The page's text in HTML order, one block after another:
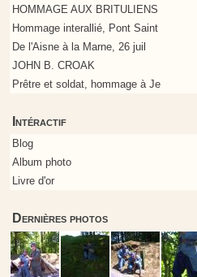
HOMMAGE AUX BRITULIENS
Hommage interallié, Pont Saint
De l'Aisne à la Marne, 26 juil
JOHN B. CROAK
Prêtre et soldat, hommage à Je
Intéractif
Blog
Album photo
Livre d'or
Dernières photos